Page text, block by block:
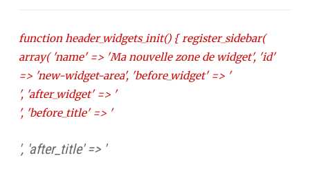
function header_widgets_init() { register_sidebar(
array( 'name' => 'Ma nouvelle zone de widget', 'id'
=> 'new-widget-area', 'before_widget' => '
', 'after_widget' => '
', 'before_title' => '
', 'after_title' => '